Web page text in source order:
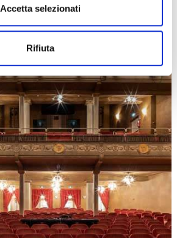
Accetta selezionati
Rifiuta